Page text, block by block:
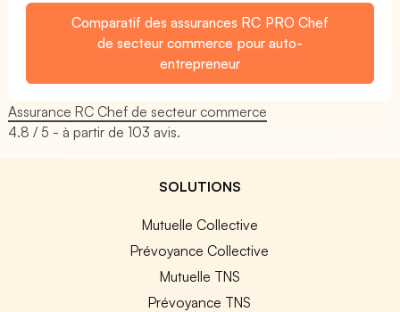
Comparatif des assurances RC PRO Chef
de secteur commerce pour auto-
entrepreneur
Assurance RC Chef de secteur commerce
4.8 / 5 - à partir de103 avis.
SOLUTIONS
Mutuelle Collective
Prévoyance Collective
Mutuelle TNS
Prévoyance TNS